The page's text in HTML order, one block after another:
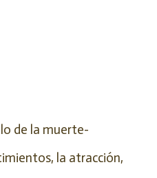
de la muerte-
la atracción,